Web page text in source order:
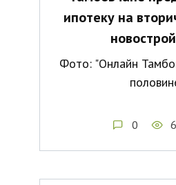
ипотеку на
Фото: "Онлайн
0